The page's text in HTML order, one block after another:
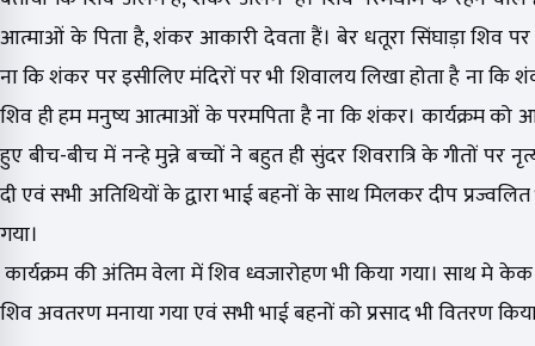
आत्माओं के पिता है, शंकर आकारी देवता हैं। बेर धतूरा सिंघाड़ा शिव
ना कि शंकर पर इसीलिए मंदिरों पर भी शिवालय लिखा होता है ना कि
शिव ही हम मनुष्य आत्माओं के परमपिता है ना कि शंकर। कार्यक्रम को
हुए बीच-बीच में नन्हे मुन्ने बच्चों ने बहुत ही सुंदर शिवरात्रि के गीतों पर
दी एवं सभी अतिथियों के द्वारा भाई बहनों के साथ मिलकर दीप प्रज्वलित
गया।
कार्यक्रम की अंतिम वेला में शिव ध्वजारोहण भी किया गया। साथ मे
शिव अवतरण मनाया गया एवं सभी भाई बहनों को प्रसाद भी वितरण